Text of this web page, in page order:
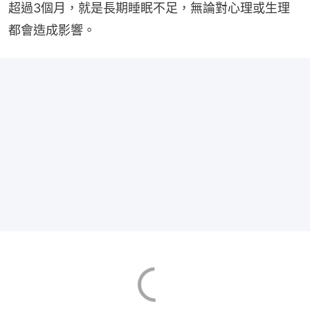
超過3個月，就是長期睡眠不足，無論對心理或生理
都會造成影響。